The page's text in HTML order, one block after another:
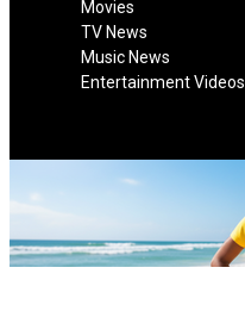
Movies
TV News
Music News
Entertainment Videos